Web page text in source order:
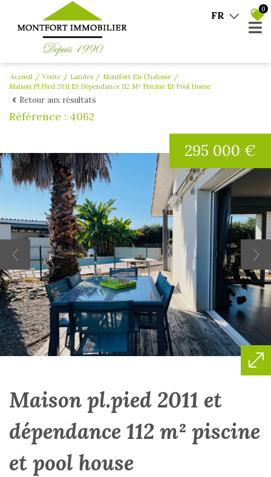
FR
0
Accueil Vente Landes
Montfort En Chalosse
Maison Pl.pied 2011 Et Dépendance 112 M² Piscine Et Pool House
Retour aux résultats
Référence : 4062
295 000 €
maison pl.pied 2011 et
dépendance 112 m² piscine
et pool house